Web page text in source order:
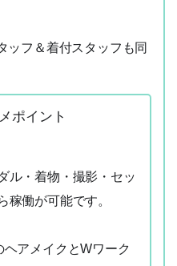
ッフ＆着付スタッフも同
ポイント
ル・着物・撮影・セッ
稼働が可能です。
アメイクとWワーク